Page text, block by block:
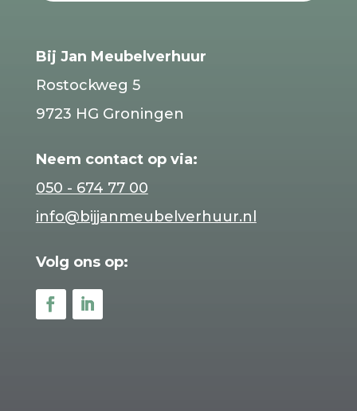
Bij Jan Meubelverhuur
Rostockweg 5
9723 HG Groningen
Neem contact op via:
050 - 674 77 00
info@bijjanmeubelverhuur.nl
Volg ons op: